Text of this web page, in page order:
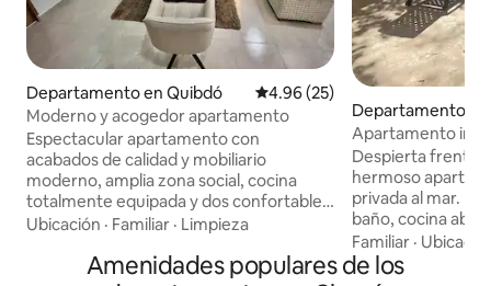
Departamento en Quibdó Calificación promedio: 4.96 de
4.96 (25)
Moderno y acogedor apartamento
Espectacular apartamento con
acabados de calidad y mobiliario
moderno, amplia zona social, cocina
totalmente equipada y dos confortables
habitaciones con baño, WiFi de alta
acondicionado en todas las áreas te
Ubicación · Familiar · Limpieza
Departamento
Apartamento
Caribe
Despierta frente
hermoso
privada al mar.
baño, cocina
perfecta para
estrellas. Aquí puedes cocinar viendo las
olas y al mismo
Familiar ·
Amenidades populares de los